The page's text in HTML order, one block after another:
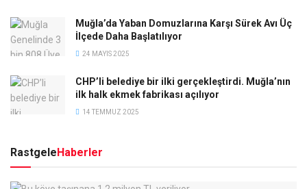
Muğla’da Yaban Domuzlarına Karşı Sürek Avı Üç
İlçede Daha Başlatılıyor
24 MAYIS 2025
CHP’li belediye bir ilki gerçekleştirdi. Muğla’nın
ilk halk ekmek fabrikası açılıyor
14 TEMMUZ 2025
RastgeleHaberler